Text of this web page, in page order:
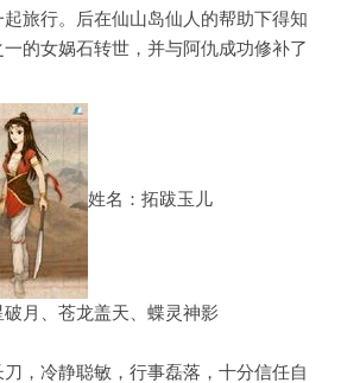
旅行。后在仙山岛仙人的帮助下得知
的女娲石转世，并与阿仇成功修补了
姓名：拓跋玉儿
月、苍龙盖天、蝶灵神影
，冷静聪敏，行事磊落，十分信任自